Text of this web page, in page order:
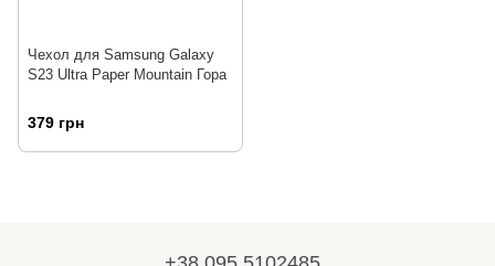
Чехол для Samsung Galaxy
S23 Ultra Paper Mountain Гора
379 грн